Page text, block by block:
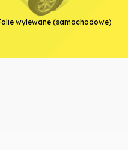
folie wylewane (samochodowe)